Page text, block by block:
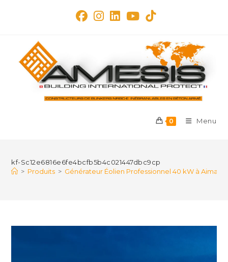
0 Menu
kf-Sc12e6816e6fe4bcfb5b4c021447dbc9cp
> Produits > Générateur Éolien Professionnel 40 kW à